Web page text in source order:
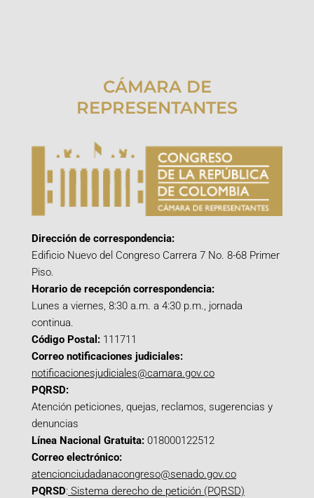
CÁMARA DE
REPRESENTANTES
Dirección de correspondencia:
Edificio Nuevo del Congreso Carrera 7 No. 8-68 Primer
Piso.
Horario de recepción correspondencia:
Lunes a viernes, 8:30 a.m. a 4:30 p.m., jornada
continua.
Código Postal: 111711
Correo notificaciones judiciales:
notificacionesjudiciales@camara.gov.co
PQRSD:
Atención peticiones, quejas, reclamos, sugerencias y
denuncias
Línea Nacional Gratuita: 018000122512
Correo electrónico:
atencionciudadanacongreso@senado.gov.co
PQRSD: Sistema derecho de petición (PQRSD)